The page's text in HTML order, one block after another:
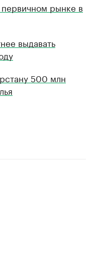
рынке в
выдавать
500 млн